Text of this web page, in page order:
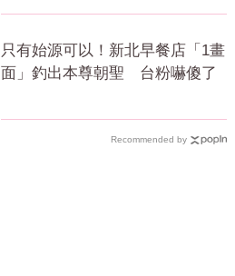
只有始源可以！新北早餐店「1畫
面」釣出本尊朝聖 台粉嚇傻了
Recommended by